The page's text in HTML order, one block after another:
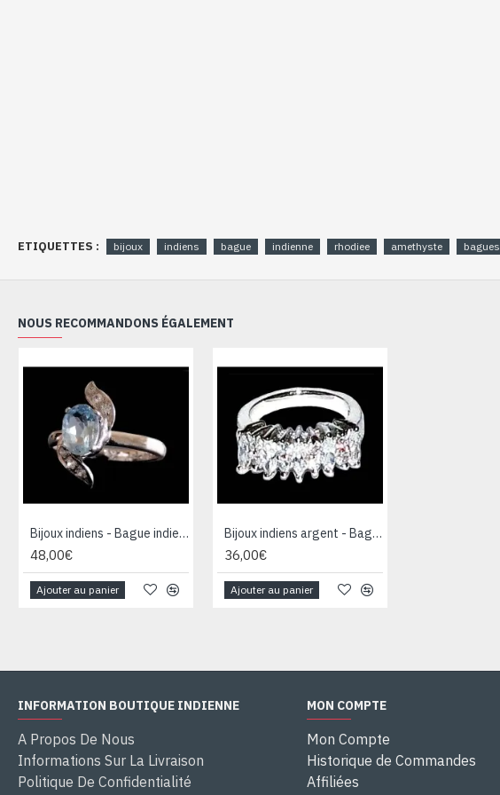
ETIQUETTES : bijoux indiens bague indienne rhodiee amethyste bagues
NOUS RECOMMANDONS ÉGALEMENT
Bijoux indiens - Bague indienne rhodiée Topaze
48,00€
Ajouter au panier
Bijoux indiens argent - Bague indienne oxyde de Zirconium
36,00€
Ajouter au panier
INFORMATION BOUTIQUE INDIENNE
A Propos De Nous
Informations Sur La Livraison
Politique De Confidentialité
MON COMPTE
Mon Compte
Historique de Commandes
Affiliées